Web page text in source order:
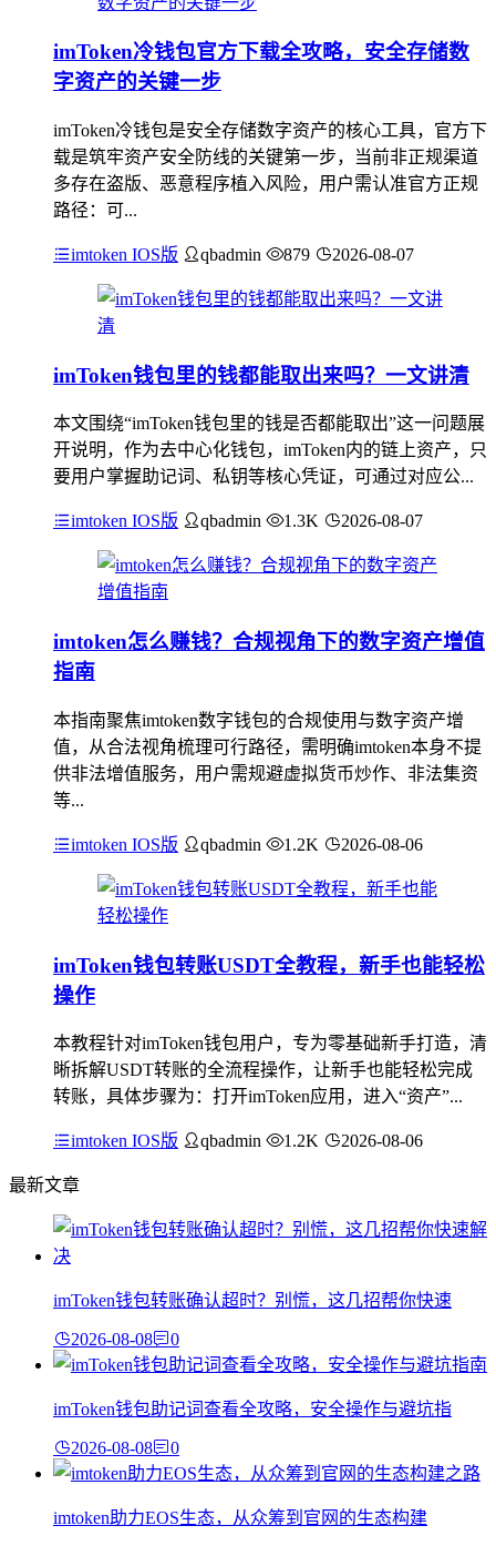
imToken冷钱包官方下载全攻略，安全存储数
字资产的关键一步
imToken冷钱包是安全存储数字资产的核心工具，官方下
载是筑牢资产安全防线的关键第一步，当前非正规渠道
多存在盗版、恶意程序植入风险，用户需认准官方正规
路径：可...
imtoken IOS版 qbadmin 879 2026-08-07
imToken钱包里的钱都能取出来吗？一文讲清
本文围绕“imToken钱包里的钱是否都能取出”这一问题展
开说明，作为去中心化钱包，imToken内的链上资产，只
要用户掌握助记词、私钥等核心凭证，可通过对应公...
imtoken IOS版 qbadmin 1.3K 2026-08-07
imtoken怎么赚钱？合规视角下的数字资产增值
指南
本指南聚焦imtoken数字钱包的合规使用与数字资产增
值，从合法视角梳理可行路径，需明确imtoken本身不提
供非法增值服务，用户需规避虚拟货币炒作、非法集资
等...
imtoken IOS版 qbadmin 1.2K 2026-08-06
imToken钱包转账USDT全教程，新手也能轻松
操作
本教程针对imToken钱包用户，专为零基础新手打造，清
晰拆解USDT转账的全流程操作，让新手也能轻松完成
转账，具体步骤为：打开imToken应用，进入“资产”...
imtoken IOS版 qbadmin 1.2K 2026-08-06
最新文章
imToken钱包转账确认超时？别慌，这几招帮你快速
2026-08-08 0
imToken钱包助记词查看全攻略，安全操作与避坑指
2026-08-08 0
imtoken助力EOS生态，从众筹到官网的生态构建